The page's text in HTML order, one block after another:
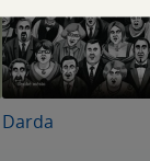
Darda